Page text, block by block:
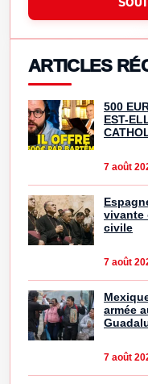
ARTICLES
500
EST-
7 août
vivante
civile
7 août
armée
7 août